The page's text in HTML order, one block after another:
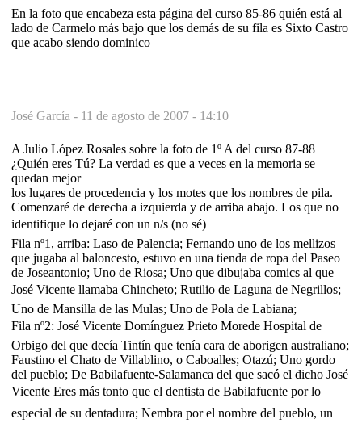
En la foto que encabeza esta página del curso 85-86 quién está al
lado de Carmelo más bajo que los demás de su fila es Sixto Castro
que acabo siendo dominico
José García - 11 de agosto de 2007 - 14:10
A Julio López Rosales sobre la foto de 1º A del curso 87-88
¿Quién eres Tú? La verdad es que a veces en la memoria se
quedan mejor
los lugares de procedencia y los motes que los nombres de pila.
Comenzaré de derecha a izquierda y de arriba abajo. Los que no
identifique lo dejaré con un n/s (no sé)
Fila nº1, arriba: Laso de Palencia; Fernando uno de los mellizos
que jugaba al baloncesto, estuvo en una tienda de ropa del Paseo
de Joseantonio; Uno de Riosa; Uno que dibujaba comics al que
José Vicente llamaba Chincheto; Rutilio de Laguna de Negrillos;
Uno de Mansilla de las Mulas; Uno de Pola de Labiana;
Fila nº2: José Vicente Domínguez Prieto Morede Hospital de
Orbigo del que decía Tintín que tenía cara de aborigen australiano;
Faustino el Chato de Villablino, o Caboalles; Otazú; Uno gordo
del pueblo; De Babilafuente-Salamanca del que sacó el dicho José
Vicente Eres más tonto que el dentista de Babilafuente por lo
especial de su dentadura; Nembra por el nombre del pueblo, un